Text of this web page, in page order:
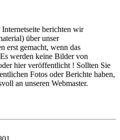
berichten wir
über unser
erst gemacht, wenn das
werden keine Bilder von
hier veröffentlicht ! Sollten Sie
Fotos oder Berichte haben,
an unseren Webmaster.